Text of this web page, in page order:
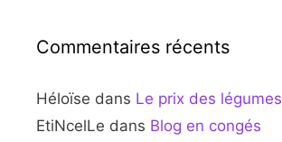
Commentaires récents
Héloïse dans Le prix des légumes
EtiNcelLe dans Blog en congés